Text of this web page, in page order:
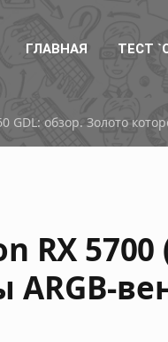
ГЛАВНАЯ ТЕСТ
RX 9050
RX 5700